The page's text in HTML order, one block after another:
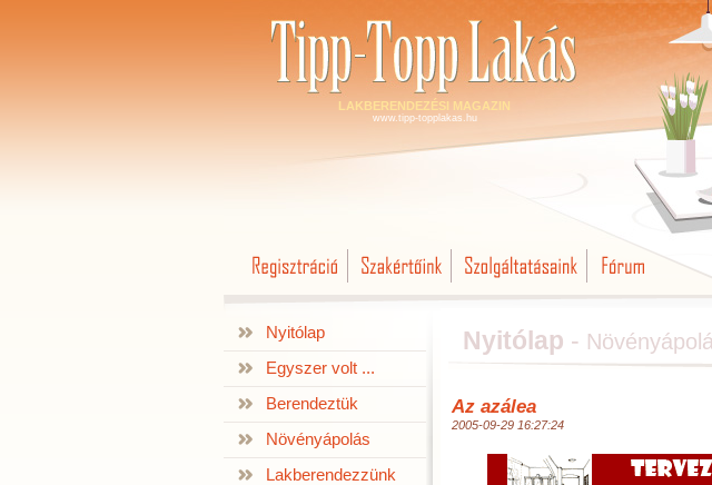
LAKBERENDEZÉSI MAGAZIN
www.tipp-topplakas.hu
Nyitólap
Egyszer volt ...
Berendeztük
Növényápolás
Lakberendezzünk
Nyitólap -
Az azálea
2005-09-29 16:27:24